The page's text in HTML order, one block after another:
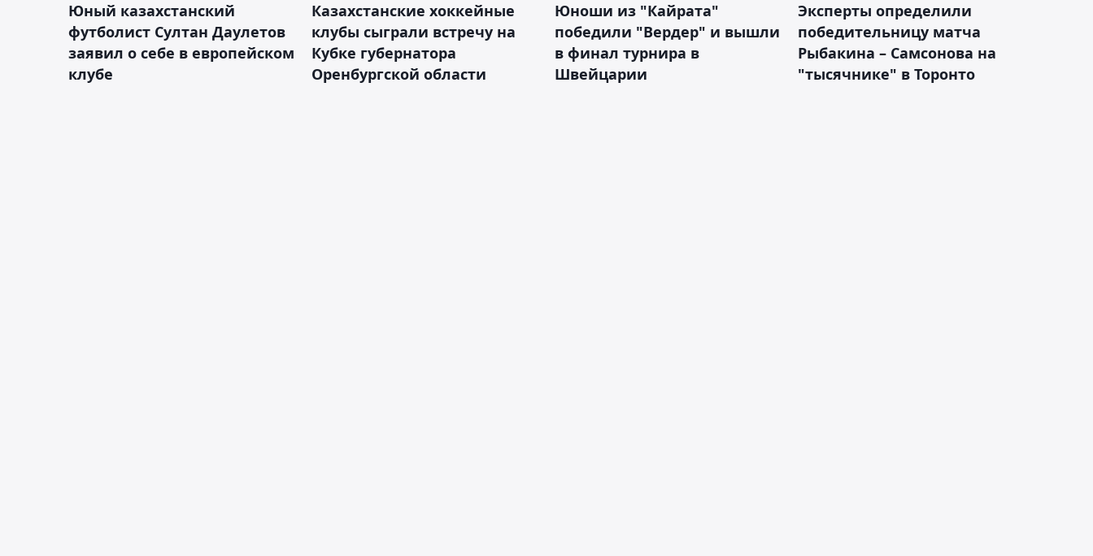
Юный казахстанский
футболист Султан Даулетов
заявил о себе в европейском
клубе
Казахстанские хоккейные
клубы сыграли встречу на
Кубке губернатора
Оренбургской области
Юноши из "Кайрата"
победили "Вердер" и вышли
в финал турнира в
Швейцарии
Эксперты определили
победительницу матча
Рыбакина – Самсонова на
"тысячнике" в Торонто